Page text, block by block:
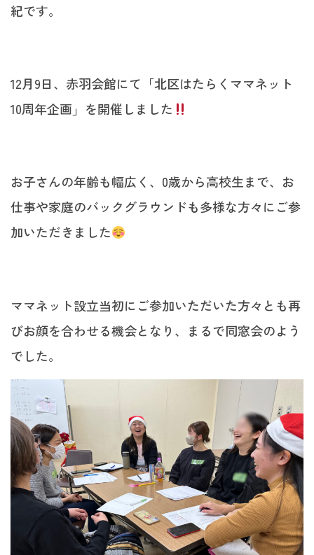
紀です。
12月9日、赤羽会館にて「北区はたらくママネット
10周年企画」を開催しました
お子さんの年齢も幅広く、0歳から高校生まで、お
仕事や家庭のバックグラウンドも多様な方々にご参
加いただきました
ママネット設立当初にご参加いただいた方々とも再
びお顔を合わせる機会となり、まるで同窓会のよう
でした。